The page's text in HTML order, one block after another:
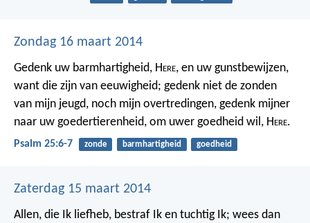
Zondag 16 maart 2014
Gedenk uw barmhartigheid, Here, en uw gunstbewijzen,
want die zijn van eeuwigheid; gedenk niet de zonden
van mijn jeugd, noch mijn overtredingen, gedenk mijner
naar uw goedertierenheid, om uwer goedheid wil, Here.
Psalm 25:6-7 zonde barmhartigheid goedheid
Zaterdag 15 maart 2014
Allen, die Ik liefheb, bestraf Ik en tuchtig Ik; wees dan